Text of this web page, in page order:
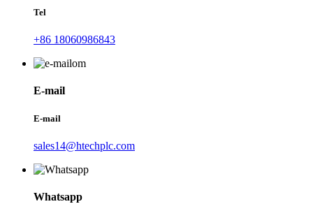
Tel
+86 18060986843
E-mail
E-mail
sales14@htechplc.com
Whatsapp